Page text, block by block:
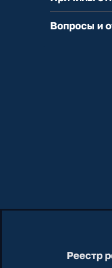
Вопросы и
Реестр